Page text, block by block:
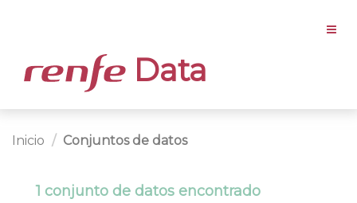
Data
Inicio Conjuntos de datos
1 conjunto de datos encontrado